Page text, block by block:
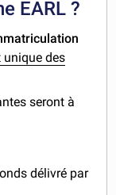
EARL ?
unique des
seront à
délivré par